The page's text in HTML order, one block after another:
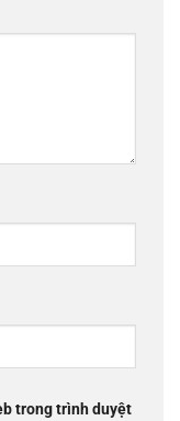
trong trình duyệt